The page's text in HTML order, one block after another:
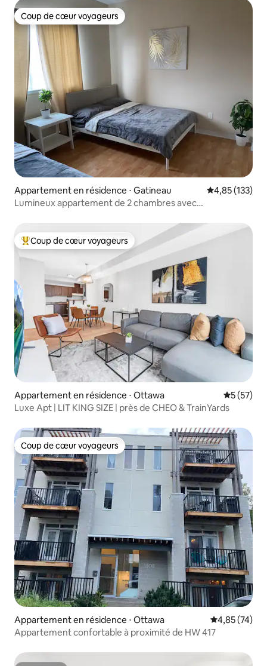
Coup de cœur voyageurs
Coup de cœur voyageurs
Appartement en résidence ⋅ Gatineau Évaluation
4,85 (133)
Lumineux appartement de 2 chambres avec
Coups de cœur voyageurs les plus appréciés
Coup de cœur voyageurs
Appartement en résidence ⋅ Ottawa
5 (57)
Luxe Apt | LIT KING SIZE | près de CHEO & TrainYards
Coup de cœur voyageurs
Coup de cœur voyageurs
Appartement en résidence ⋅ Ottawa Évaluation
4,85 (74)
Appartement confortable à proximité de HW 417